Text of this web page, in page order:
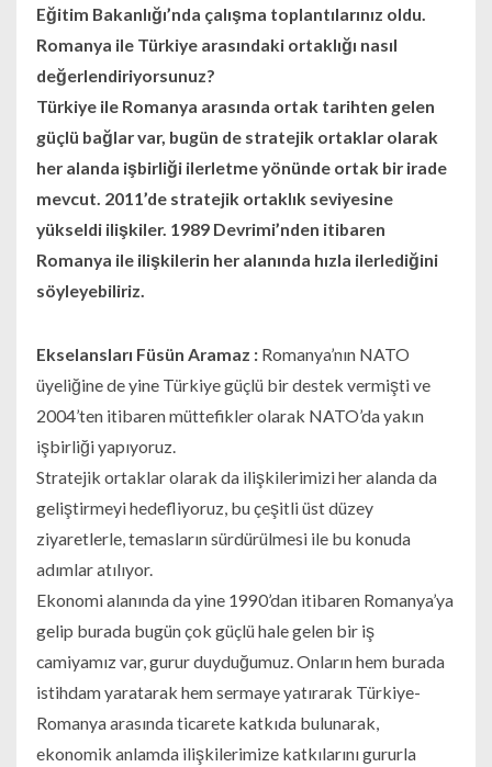
Eğitim Bakanlığı’nda çalışma toplantılarınız oldu.
Romanya ile Türkiye arasındaki ortaklığı nasıl
değerlendiriyorsunuz?
Türkiye ile Romanya arasında ortak tarihten gelen
güçlü bağlar var, bugün de stratejik ortaklar olarak
her alanda işbirliği ilerletme yönünde ortak bir irade
mevcut. 2011’de stratejik ortaklık seviyesine
yükseldi ilişkiler. 1989 Devrimi’nden itibaren
Romanya ile ilişkilerin her alanında hızla ilerlediğini
söyleyebiliriz.
Ekselansları Füsün Aramaz :Romanya’nın NATO
üyeliğine de yine Türkiye güçlü bir destek vermişti ve
2004’ten itibaren müttefikler olarak NATO’da yakın
işbirliği yapıyoruz.
Stratejik ortaklar olarak da ilişkilerimizi her alanda da
geliştirmeyi hedefliyoruz, bu çeşitli üst düzey
ziyaretlerle, temasların sürdürülmesi ile bu konuda
adımlar atılıyor.
Ekonomi alanında da yine 1990’dan itibaren Romanya’ya
gelip burada bugün çok güçlü hale gelen bir iş
camiyamız var, gurur duyduğumuz. Onların hem burada
istihdam yaratarak hem sermaye yatırarak Türkiye-
Romanya arasında ticarete katkıda bulunarak,
ekonomik anlamda ilişkilerimize katkılarını gururla